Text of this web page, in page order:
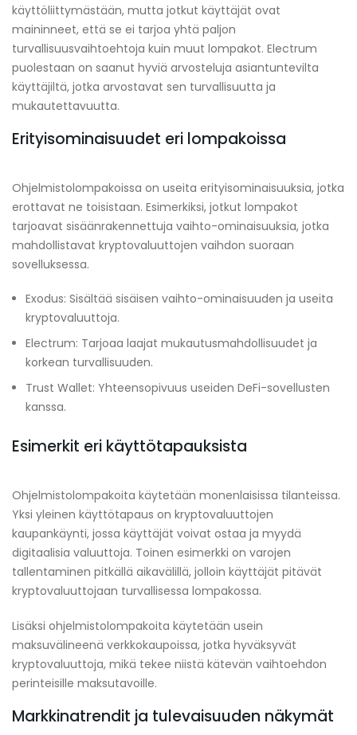
käyttöliittymästään, mutta jotkut käyttäjät ovat
maininneet, että se ei tarjoa yhtä paljon
turvallisuusvaihtoehtoja kuin muut lompakot. Electrum
puolestaan on saanut hyviä arvosteluja asiantuntevilta
käyttäjiltä, jotka arvostavat sen turvallisuutta ja
mukautettavuutta.
Erityisominaisuudet eri lompakoissa
Ohjelmistolompakoissa on useita erityisominaisuuksia, jotka
erottavat ne toisistaan. Esimerkiksi, jotkut lompakot
tarjoavat sisäänrakennettuja vaihto-ominaisuuksia, jotka
mahdollistavat kryptovaluuttojen vaihdon suoraan
sovelluksessa.
Exodus: Sisältää sisäisen vaihto-ominaisuuden ja useita
kryptovaluuttoja.
Electrum: Tarjoaa laajat mukautusmahdollisuudet ja
korkean turvallisuuden.
Trust Wallet: Yhteensopivuus useiden DeFi-sovellusten
kanssa.
Esimerkit eri käyttötapauksista
Ohjelmistolompakoita käytetään monenlaisissa tilanteissa.
Yksi yleinen käyttötapaus on kryptovaluuttojen
kaupankäynti, jossa käyttäjät voivat ostaa ja myydä
digitaalisia valuuttoja. Toinen esimerkki on varojen
tallentaminen pitkällä aikavälillä, jolloin käyttäjät pitävät
kryptovaluuttojaan turvallisessa lompakossa.
Lisäksi ohjelmistolompakoita käytetään usein
maksuvälineenä verkkokaupoissa, jotka hyväksyvät
kryptovaluuttoja, mikä tekee niistä kätevän vaihtoehdon
perinteisille maksutavoille.
Markkinatrendit ja tulevaisuuden näkymät